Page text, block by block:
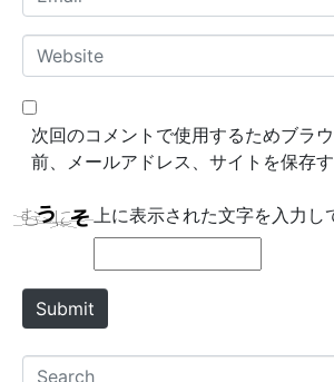
*
m
a
*
W
e
b
e
次回のコメントで使用するためブラ
前、メールアドレス、サイトを保存す
上に表示された文字を入力し
Submit